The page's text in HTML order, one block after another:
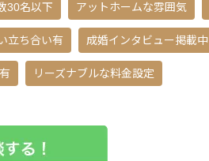
30名以下 アットホームな雰囲気
立ち合い有 成婚インタビュー掲載中
リーズナブルな料金設定